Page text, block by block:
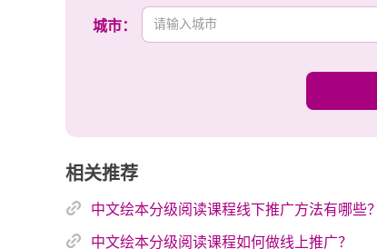
三、如何通过短视频展示课程特色？
导等。通过展示真实的教学过程，让家长直观
些画面最能打动人心。避免单纯说教，要用实际
引流后要设计自然的转化路径！可以在主页设
复，给予专业建议。制作系列视频内容，让感
城市：
相关推荐
中文绘本分级阅读课程线下推广方法有哪些？
中文绘本分级阅读课程如何做线上推广？